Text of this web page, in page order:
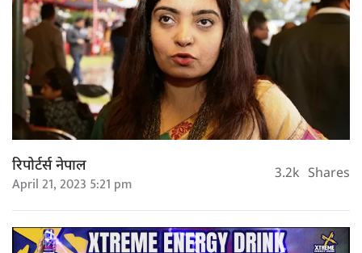
रिपोर्टर्स नेपाल
April 21, 2023 5:21 pm 3.2k Shares